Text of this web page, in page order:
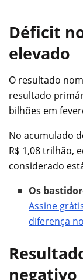
Déficit
elevado
O resultado
resultado
bilhões em
No acumulado
R$ 1,08 trilhão,
considerado
Os
Assine
diferença
negativo